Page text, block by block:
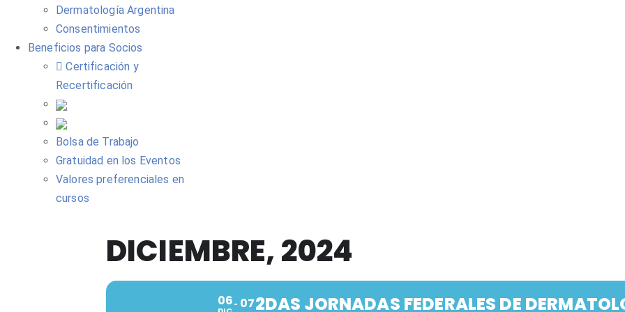
Dermatología Argentina
Consentimientos
Beneficios para Socios
Certificación y
Recertificación
Bolsa de Trabajo
Gratuidad en los Eventos
Valores preferenciales en
cursos
DICIEMBRE, 2024
06 072DAS JORNADAS FEDERALES DE